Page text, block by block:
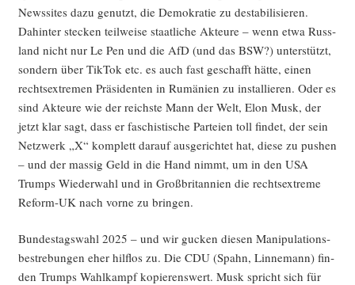
News­si­tes dazu genutzt, die Demo­kra­tie zu desta­bi­li­sie­ren.
Dahin­ter ste­cken teil­wei­se staat­li­che Akteu­re – wenn etwa Russ­
land nicht nur Le Pen und die AfD (und das BSW?) unter­stützt,
son­dern über Tik­Tok etc. es auch fast geschafft hät­te, einen
rechts­extre­men Prä­si­den­ten in Rumä­ni­en zu instal­lie­ren. Oder es
sind Akteu­re wie der reichs­te Mann der Welt, Elon Musk, der
jetzt klar sagt, dass er faschis­ti­sche Par­tei­en toll fin­det, der sein
Netz­werk „X“ kom­plett dar­auf aus­ge­rich­tet hat, die­se zu pushen
– und der mas­sig Geld in die Hand nimmt, um in den USA
Trumps Wie­der­wahl und in Groß­bri­tan­ni­en die rechts­extre­me
Reform-UK nach vor­ne zu bringen.
Bun­des­tags­wahl 2025 – und wir gucken die­sen Mani­pu­la­ti­ons­
be­stre­bun­gen eher hilf­los zu. Die CDU (Spahn, Lin­ne­mann) fin­
den Trumps Wahl­kampf kopie­rens­wert. Musk spricht sich für